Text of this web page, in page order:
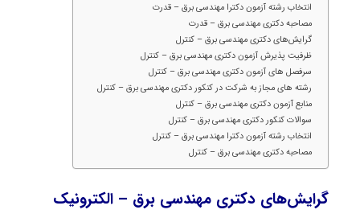
انتخاب رشته آزمون دکترا مهندسی برق – قدرت
مصاحبه دکتری مهندسی برق – قدرت
گرایش‌های دکتری مهندسی برق – کنترل
ظرفیت پذیرش آزمون دکتری مهندسی برق – کنترل
سرفصل های آزمون دکتری مهندسی برق – کنترل
رشته های مجاز به شرکت در کنکور دکتری مهندسی برق – کنترل
منابع آزمون دکتری مهندسی برق – کنترل
سوالات کنکور دکتری مهندسی برق – کنترل
انتخاب رشته آزمون دکترا مهندسی برق – کنترل
مصاحبه دکتری مهندسی برق – کنترل
گرایش‌های دکتری مهندسی برق – الکترونیک